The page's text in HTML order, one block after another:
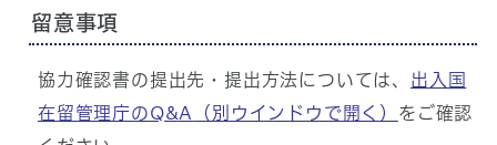
留意事項
協力確認書の提出先・提出方法については、 出入国
在留管理庁のQ&A
（別ウインドウで開く） をご確認